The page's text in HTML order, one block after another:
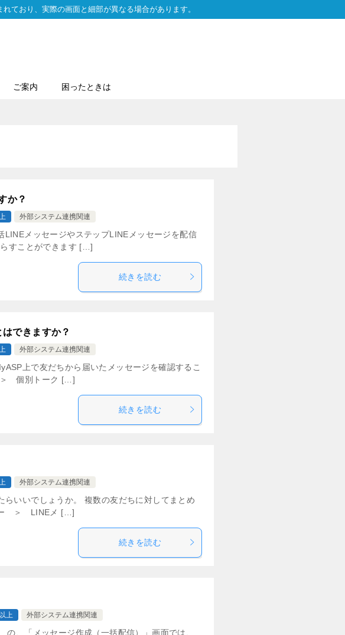
ており、実際の画面と細部が異なる場合があります。
ご案内 困ったときは
か？
外部システム連携関連
メッセージやステップLINEメッセージを配信
すことができます […]
続きを読む
できますか？
外部システム連携関連
上で友だちから届いたメッセージを確認するこ
＞ 個別トーク […]
続きを読む
外部システム連携関連
いいでしょうか。 複数の友だちに対してまとめ
ー ＞ LINEメ […]
続きを読む
上 外部システム連携関連
、「メッセージ作成（一括配信）」画面では、